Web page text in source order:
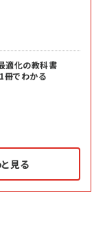
適化の教科書
冊でわかる
見る